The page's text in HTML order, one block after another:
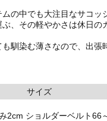
の中でも大注目なサコッ
、その軽やかさは休日の
馴染む薄さなので、出張
サイズ
2cm ショルダーベルト66